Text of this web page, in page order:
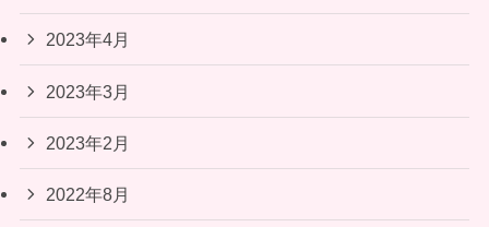
2023年4月
2023年3月
2023年2月
2022年8月